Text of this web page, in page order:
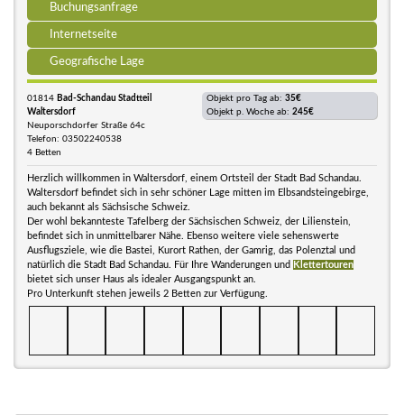
Buchungsanfrage
Internetseite
Geografische Lage
01814 Bad-Schandau Stadtteil
Waltersdorf
Neuporschdorfer Straße 64c
Telefon: 03502240538
4 Betten
Objekt pro Tag ab: 35€
Objekt p. Woche ab: 245€
Herzlich willkommen in Waltersdorf, einem Ortsteil der Stadt Bad Schandau.
Waltersdorf befindet sich in sehr schöner Lage mitten im Elbsandsteingebirge,
auch bekannt als Sächsische Schweiz.
Der wohl bekannteste Tafelberg der Sächsischen Schweiz, der Lilienstein,
befindet sich in unmittelbarer Nähe. Ebenso weitere viele sehenswerte
Ausflugsziele, wie die Bastei, Kurort Rathen, der Gamrig, das Polenztal und
natürlich die Stadt Bad Schandau. Für Ihre Wanderungen und Klettertouren
bietet sich unser Haus als idealer Ausgangspunkt an.
Pro Unterkunft stehen jeweils 2 Betten zur Verfügung.